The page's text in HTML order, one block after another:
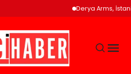
Derya Arms, İstanbul